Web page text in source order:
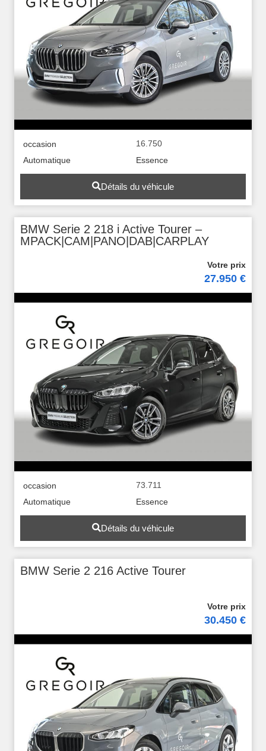
occasion
16.750
Automatique
Essence
Détails du véhicule
BMW Serie 2 218 i Active Tourer –
MPACK|CAM|PANO|DAB|CARPLAY
27.950 €
occasion
73.711
Automatique
Essence
Détails du véhicule
BMW Serie 2 216 Active Tourer
30.450 €